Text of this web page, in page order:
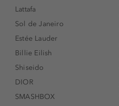
Lattafa
Sol de Janeiro
Estée Lauder
Billie Eilish
Shiseido
DIOR
SMASHBOX